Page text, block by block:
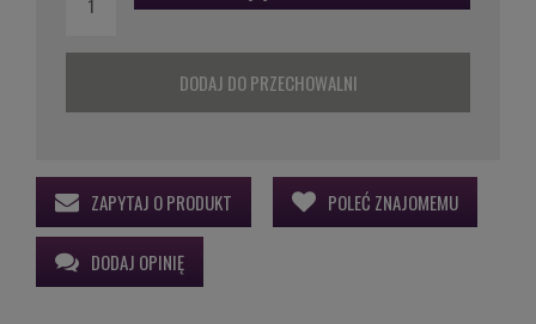
DODAJ DO PRZECHOWALNI
ZAPYTAJ O PRODUKT POLEĆ ZNAJOMEMU
DODAJ OPINIĘ